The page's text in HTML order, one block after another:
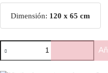
Dimensión: 120 x 65 cm